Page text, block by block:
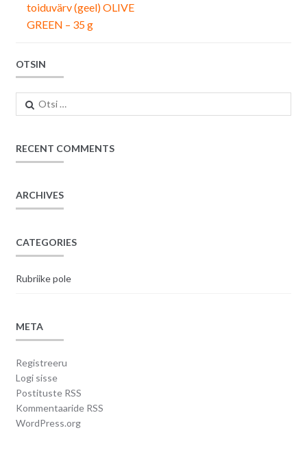
toiduvärv (geel) OLIVE
GREEN – 35 g
OTSIN
Otsi:
RECENT COMMENTS
ARCHIVES
CATEGORIES
Rubriike pole
META
Registreeru
Logi sisse
Postituste RSS
Kommentaaride RSS
WordPress.org